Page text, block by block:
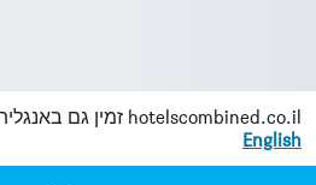
hotelscombined.co.il זמין גם
English